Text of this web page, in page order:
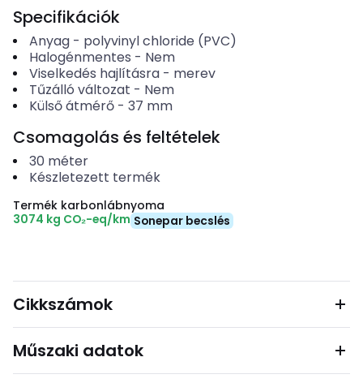
Specifikációk
Anyag- polyvinyl chloride (PVC)
Halogénmentes - Nem
Viselkedés hajlításra- merev
Tűzálló változat - Nem
Külső átmérő- 37 mm
Csomagolás és feltételek
30 méter
Készletezett termék
Termék karbonlábnyoma
3074 kg CO₂-eq/km Sonepar becslés
Cikkszámok
Műszaki adatok